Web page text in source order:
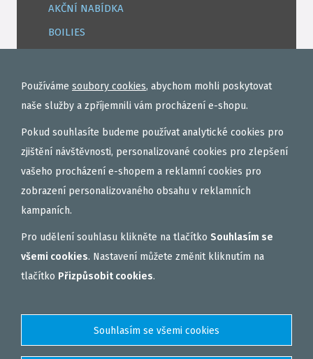
AKČNÍ NABÍDKA
BOILIES
TEKUTÉ
OBALOVAČKY
VAŘENÝ PARTIKL
BIŽUTERIE NA MONTÁŽE
DÁRKOVÝ POUKAZ, DÁRKOVÁ KAZETA
AKČNÍ SETY
VNADÍCÍ, KRMÍTKOVÉ SMĚSI
PVA PUNČOCHY A SÁČKY
Používáme soubory cookies, abychom mohli poskytovat
naše služby a zpříjemnili vám procházení e-shopu.
Pokud souhlasíte budeme používat analytické cookies pro
zjištění návštěvnosti, personalizované cookies pro zlepšení
vašeho procházení e-shopem a reklamní cookies pro
zobrazení personalizovaného obsahu v reklamních
kampaních.
Pro udělení souhlasu klikněte na tlačítko Souhlasím se
všemi cookies. Nastavení můžete změnit kliknutím na
tlačítko Přizpůsobit cookies.